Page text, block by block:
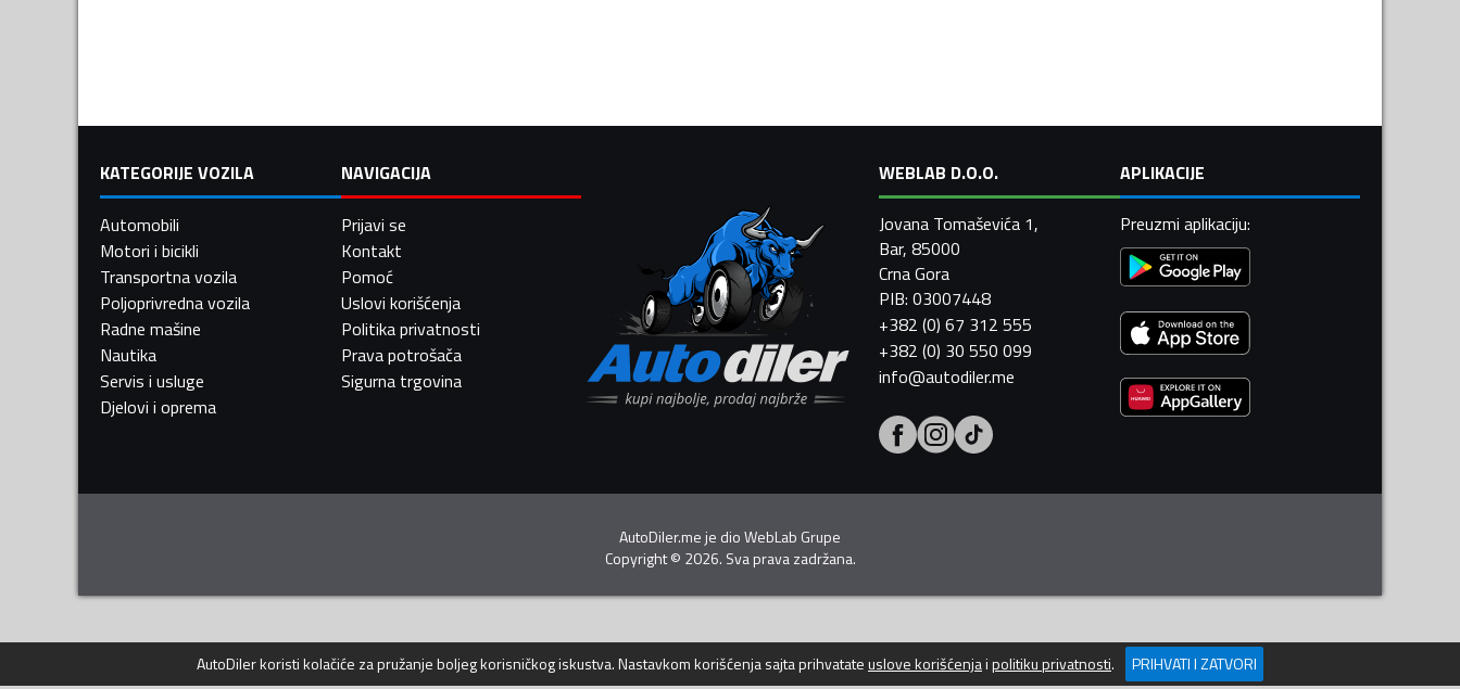
KATEGORIJE VOZILA
Automobili
Motori i bicikli
Transportna vozila
Poljoprivredna vozila
Radne mašine
Nautika
Servis i usluge
Djelovi i oprema
NAVIGACIJA
Prijavi se
Kontakt
Pomoć
Uslovi korišćenja
Politika privatnosti
Prava potrošača
Sigurna trgovina
WEBLAB D.O.O.
Jovana Tomaševića 1,
Bar, 85000
Crna Gora
PIB: 03007448
+382 (0) 67 312 555
+382 (0) 30 550 099
info@autodiler.me
APLIKACIJE
Preuzmi aplikaciju:
AutoDiler.me je dioWebLab Grupe
Copyright© 2026. Sva prava zadržana.
AutoDilerkoristi kolačiće za pružanje boljeg korisničkog iskustva. Nastavkom korišćenja sajta prihvatateuslove korišćenjaipolitiku privatnosti. PRIHVATI I ZATVORI